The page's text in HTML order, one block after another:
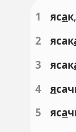
1 ясак
2
ясак
3
ясак
4
я
5
яса